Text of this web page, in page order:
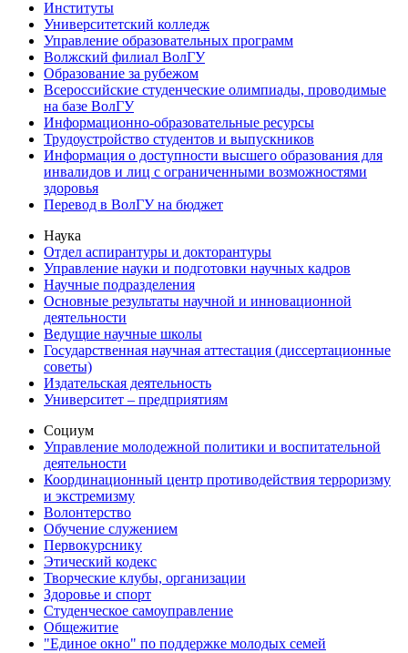
Институты
Университетский колледж
Управление образовательных программ
Волжский филиал ВолГУ
Образование за рубежом
Всероссийские студенческие олимпиады, проводимые
на базе ВолГУ
Информационно-образовательные ресурсы
Трудоустройство студентов и выпускников
Информация о доступности высшего образования для
инвалидов и лиц с ограниченными возможностями
здоровья
Перевод в ВолГУ на бюджет
Наука
Отдел аспирантуры и докторантуры
Управление науки и подготовки научных кадров
Научные подразделения
Основные результаты научной и инновационной
деятельности
Ведущие научные школы
Государственная научная аттестация (диссертационные
советы)
Издательская деятельность
Университет – предприятиям
Социум
Управление молодежной политики и воспитательной
деятельности
Координационный центр противодействия терроризму
и экстремизму
Волонтерство
Обучение служением
Первокурснику
Этический кодекс
Творческие клубы, организации
Здоровье и спорт
Студенческое самоуправление
Общежитие
"Единое окно" по поддержке молодых семей